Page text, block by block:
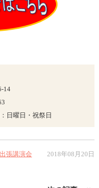
14
日曜日・祝祭日
出張講演会 2018年08月20日